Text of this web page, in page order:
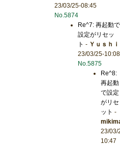
23/03/25-08:45
No.5874
Re^7: 再起動で
設定がリセッ
ト - Ｙｕｓｈｉ
23/03/25-10:08
No.5875
Re^8:
再起動
で設定
がリセ
ット -
23/03/
10:47